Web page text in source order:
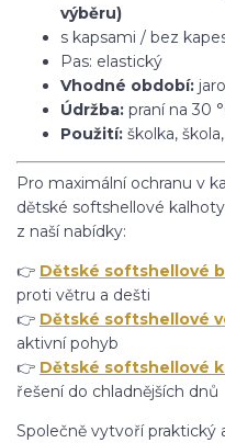
výběru)
s kapsami / bez
Pas: elastický
Vhodné období:
Údržba: praní na 30
Použití: školka,
Pro maximální ochranu v
dětské softshellové
z naší nabídky:
👉 Dětské softshellové
proti větru a dešti
👉 Dětské softshellové
aktivní pohyb
👉 Dětské softshellové
řešení do chladnějších dnů
Společně vytvoří praktický